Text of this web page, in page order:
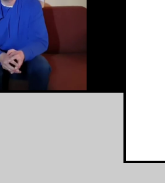
🦠CORONA TV🦠 Afl. 13 | Steven Kazàn